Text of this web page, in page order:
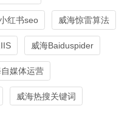
红书seo 威海惊雷算法
威海Baiduspider
自媒体运营
威海热搜关键词